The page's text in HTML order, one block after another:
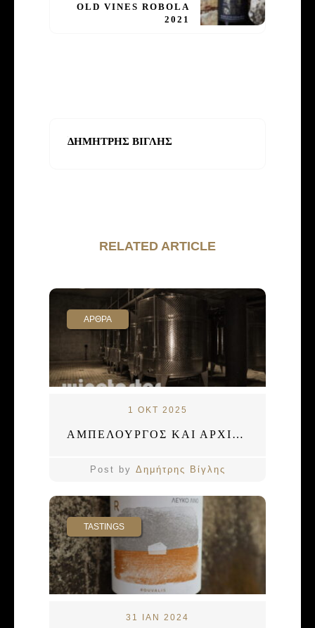
OLD VINES ROBOLA
2021
ΔΗΜΗΤΡΗΣ ΒΙΓΛΗΣ
RELATED ARTICLE
ΑΡΘΡΑ
1 ΟΚΤ 2025
ΑΜΠΕΛΟΥΡΓΟΣ ΚΑΙ ΑΡΧΙΤΕΚΤΟΝΑΣ
Post by Δημήτρης Βίγλης
TASTINGS
31 ΙΑΝ 2024